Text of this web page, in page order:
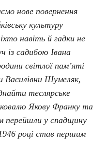
нове повернення
культуру
навіть й гадки не
із садибою Івана
світлої пам’яті
Василівни Шумеляк,
теслярське
Якову Франку та
перейшли у спадщину
році став першим